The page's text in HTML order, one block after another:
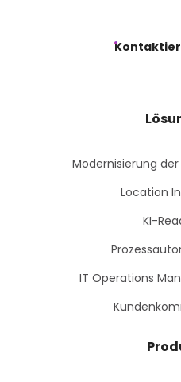
Modernisierung
Location
KI-
IT Operations